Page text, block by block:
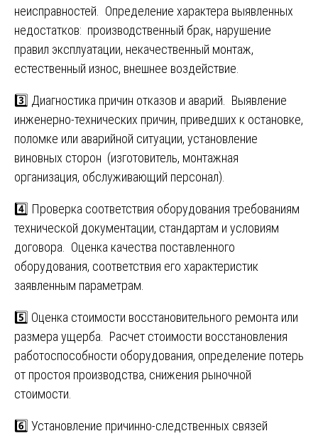
неисправностей. Определение характера выявленных
недостатков: производственный брак, нарушение
правил эксплуатации, некачественный монтаж,
естественный износ, внешнее воздействие.
3️⃣ Диагностика причин отказов и аварий. Выявление
инженерно-технических причин, приведших к остановке,
поломке или аварийной ситуации, установление
виновных сторон (изготовитель, монтажная
организация, обслуживающий персонал).
4️⃣ Проверка соответствия оборудования требованиям
технической документации, стандартам и условиям
договора. Оценка качества поставленного
оборудования, соответствия его характеристик
заявленным параметрам.
5️⃣ Оценка стоимости восстановительного ремонта или
размера ущерба. Расчет стоимости восстановления
работоспособности оборудования, определение потерь
от простоя производства, снижения рыночной
стоимости.
6️⃣ Установление причинно-следственных связей